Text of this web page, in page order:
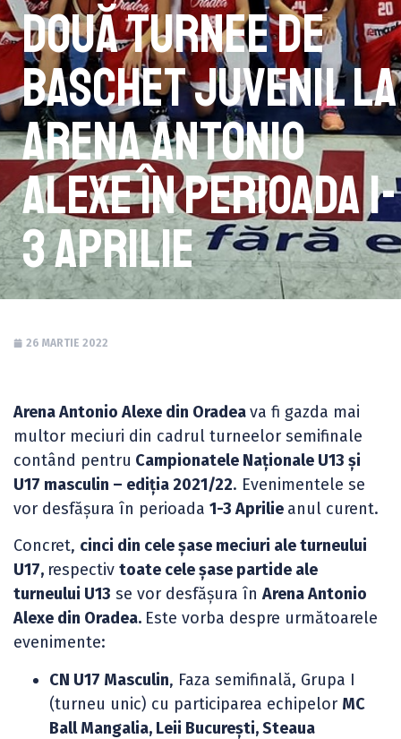
Două turnee de
baschet juvenil la
Arena Antonio
Alexe în perioada 1-
3 Aprilie
26 MARTIE 2022
Arena Antonio Alexe din Oradeava fi gazda mai
multor meciuri din cadrul turneelor semifinale
contând pentru Campionatele Naționale U13 și
U17 masculin – ediția 2021/22. Evenimentele se
vor desfășura în perioada 1-3 Aprilie anul curent.
Concret, cinci din cele șase meciuri ale turneului
U17, respectiv toate cele șase partide ale
turneului U13 se vor desfășura în Arena Antonio
Alexe din Oradea. Este vorba despre următoarele
evenimente:
CN U17 Masculin, Faza semifinală, Grupa I
(turneu unic) cu participarea echipelor MC
Ball Mangalia, Leii București, Steaua